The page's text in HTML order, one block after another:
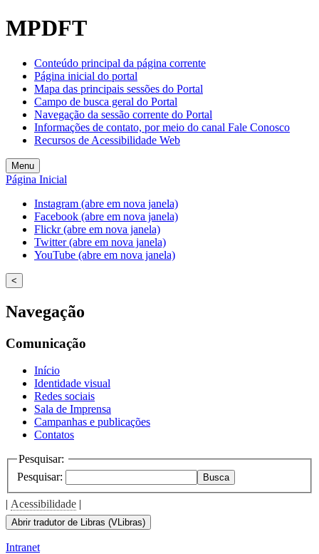
MPDFT
Conteúdo principal da página corrente
Página inicial do portal
Mapa das principais sessões do Portal
Campo de busca geral do Portal
Navegação da sessão corrente do Portal
Informações de contato, por meio do canal Fale Conosco
Recursos de Acessibilidade Web
Menu
Página Inicial
Instagram (abre em nova janela)
Facebook (abre em nova janela)
Flickr (abre em nova janela)
Twitter (abre em nova janela)
YouTube (abre em nova janela)
<
Navegação
Comunicação
Início
Identidade visual
Redes sociais
Sala de Imprensa
Campanhas e publicações
Contatos
Pesquisar:
Pesquisar:
Busca
| Acessibilidade |
Abrir tradutor de Libras (VLibras)
Intranet